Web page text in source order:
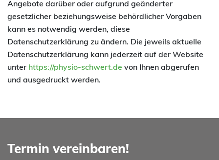
Angebote darüber oder aufgrund geänderter
gesetzlicher beziehungsweise behördlicher Vorgaben
kann es notwendig werden, diese
Datenschutzerklärung zu ändern. Die jeweils aktuelle
Datenschutzerklärung kann jederzeit auf der Website
unter https://physio-schwert.de von Ihnen abgerufen
und ausgedruckt werden.
Termin vereinbaren!